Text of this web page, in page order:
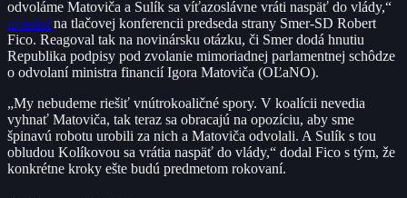
odvoláme Matoviča a Sulík sa víťazoslávne vráti naspäť do vlády,“
uviedol na tlačovej konferencii predseda strany Smer-SD Robert
Fico. Reagoval tak na novinársku otázku, či Smer dodá hnutiu
Republika podpisy pod zvolanie mimoriadnej parlamentnej schôdze
o odvolaní ministra financií Igora Matoviča (OĽaNO).
„My nebudeme riešiť vnútrokoaličné spory. V koalícii nevedia
vyhnať Matoviča, tak teraz sa obracajú na opozíciu, aby sme
špinavú robotu urobili za nich a Matoviča odvolali. A Sulík s tou
obludou Kolíkovou sa vrátia naspäť do vlády,“ dodal Fico s tým, že
konkrétne kroky ešte budú predmetom rokovaní.